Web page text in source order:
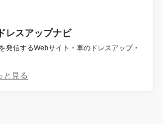
レスアップナビ
発信するWebサイト・車のドレスアップ・
と見る